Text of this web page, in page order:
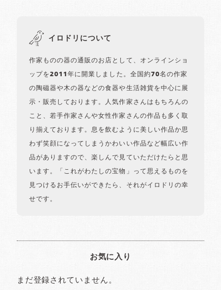
イロドリについて
作家ものの器の通販のお店として、オンラインショ
ップを2011年に開業しました。全国約70名の作家
の陶磁器や木の器などの食器や生活雑貨を中心に展
示・販売しております。人気作家さんはもちろんの
こと、若手作家さんや女性作家さんの作品も多く取
り揃えております。息を飲むように美しい作品か思
わず笑顔になってしまうかわいい作品など幅広い作
品がありますので、楽しんで見ていただけたらと思
います。「これがわたしの宝物」って思えるものを
見つけるお手伝いができたら、それがイロドリの幸
せです。
お気に入り
まだ登録されていません。